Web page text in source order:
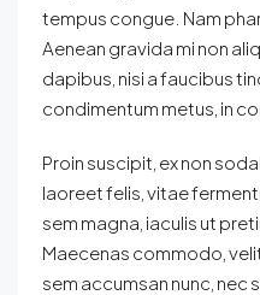
tempus congue. Nam
Aenean gravida mi non
dapibus, nisi a faucibus
condimentum metus, in
Proin suscipit, ex non
laoreet felis, vitae
sem magna, iaculis ut
Maecenas commodo,
sem accumsan nunc, nec